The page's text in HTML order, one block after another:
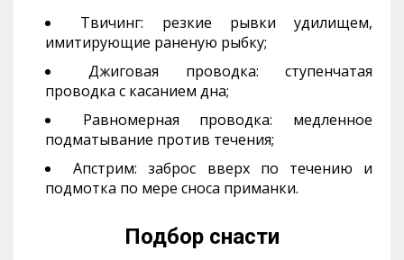
Твичинг: резкие рывки удилищем,
имитирующие раненую рыбку;
Джиговая проводка: ступенчатая
проводка с касанием дна;
Равномерная проводка: медленное
подматывание против течения;
Апстрим: заброс вверх по течению и
подмотка по мере сноса приманки.
Подбор снасти